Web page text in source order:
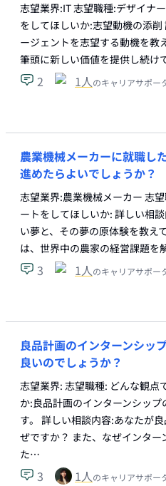
志望業界:IT 志望職種:デザイナ
をしてほしいか:志望動機の添
ージェントを志望する動機を教
筆頭に新しい価値を提供し続
2 1人のキャリアサポー
農業機械メーカーに就職し
進めたらよいでしょうか？
志望業界:農業機械メーカー 志
ートをしてほしいか: 詳しい相
い夢と、その夢の原体験を教え
は、世界中の農家の経営課題
3 1人のキャリアサポー
良品計画のインターンシッ
良いのでしょうか？
志望業界: 志望職種: どんな観点
か:良品計画のインターンシッ
す。 詳しい相談内容:あなたが
ぜですか？ また、なぜインタ
た…
3 1人のキャリアサポー